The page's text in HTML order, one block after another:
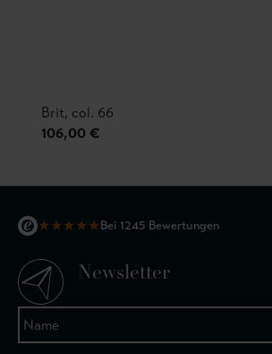
Brit, col. 66
106,00 €
★★★★★Bei 1245 Bewertungen
Newsletter